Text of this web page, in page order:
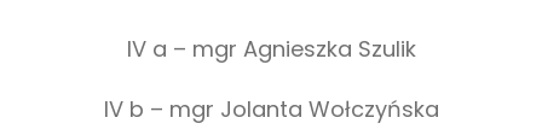
IV a – mgr Agnieszka Szulik
IV b – mgr Jolanta Wołczyńska